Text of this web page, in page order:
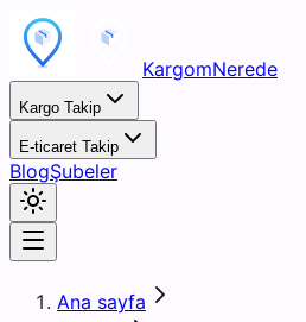
KargomNerede
Kargo Takip
E-ticaret Takip
BlogŞubeler
Ana sayfa